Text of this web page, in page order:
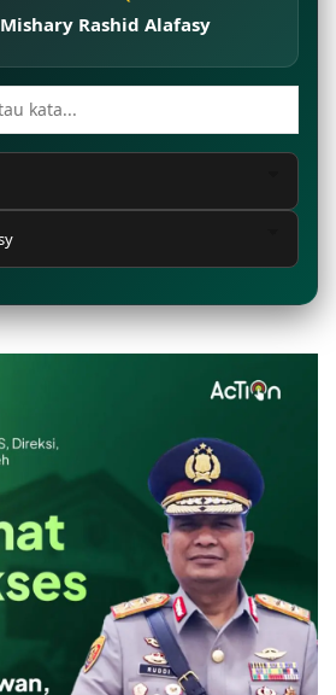
Mishary Rashid Alafasy